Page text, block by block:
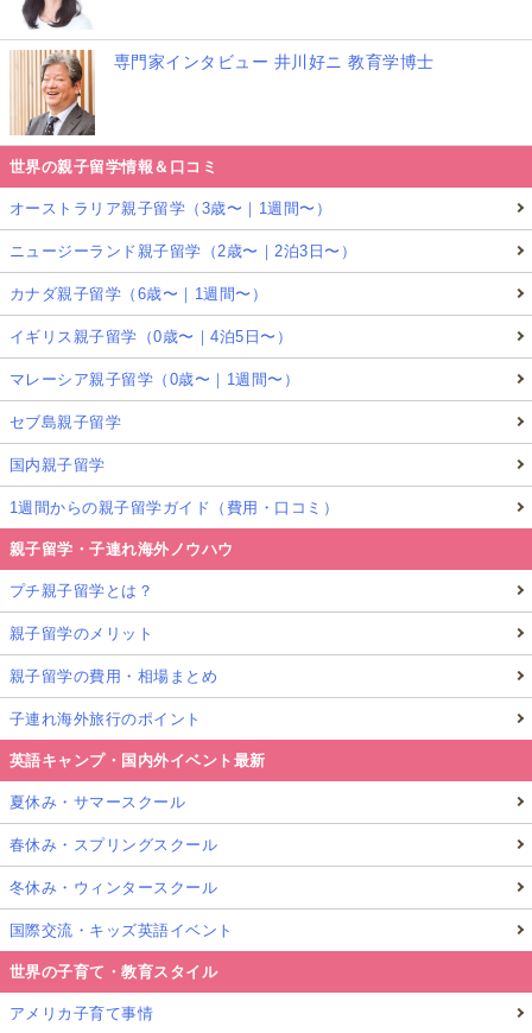
専門家インタビュー 井川好ニ 教育学博士
世界の親子留学情報＆口コミ
オーストラリア親子留学（3歳〜｜1週間〜）
ニュージーランド親子留学（2歳〜｜2泊3日〜）
カナダ親子留学（6歳〜｜1週間〜）
イギリス親子留学（0歳〜｜4泊5日〜）
マレーシア親子留学（0歳〜｜1週間〜）
セブ島親子留学
国内親子留学
1週間からの親子留学ガイド（費用・口コミ）
親子留学・子連れ海外ノウハウ
プチ親子留学とは？
親子留学のメリット
親子留学の費用・相場まとめ
子連れ海外旅行のポイント
英語キャンプ・国内外イベント最新
夏休み・サマースクール
春休み・スプリングスクール
冬休み・ウィンタースクール
国際交流・キッズ英語イベント
世界の子育て・教育スタイル
アメリカ子育て事情